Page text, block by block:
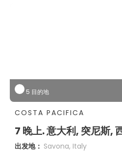
5 目的地
COSTA PACIFICA
7 晚上. 意大利, 突尼斯,
出发地： Savona, Italy